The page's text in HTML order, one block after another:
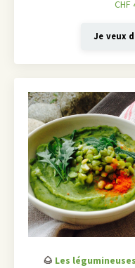
CHF
Je veux
🌰 Les